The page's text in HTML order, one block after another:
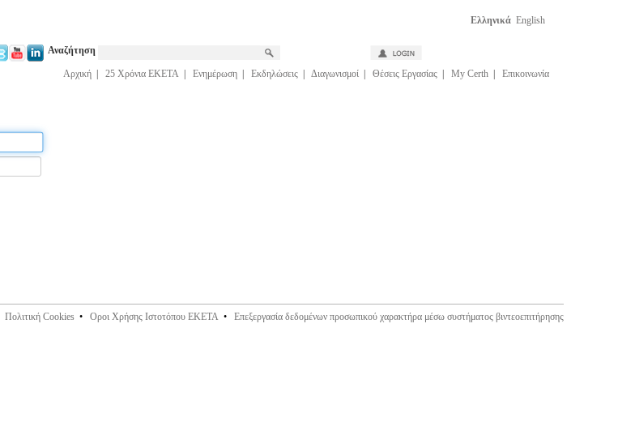
Ελληνικά English
Αναζήτηση
Αρχική| 25 Χρόνια ΕΚΕΤΑ| Ενημέρωση| Εκδηλώσεις| Διαγωνισμοί| Θέσεις Εργασίας| My Certh| Επικοινωνία
Πολιτική Cookies• Οροι Χρήσης Ιστοτόπου ΕΚΕΤΑ• Επεξεργασία δεδομένων προσωπικού χαρακτήρα μέσω συστήματος βιντεοεπιτήρησης